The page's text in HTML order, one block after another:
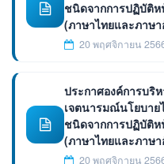
ชนิดจากการปฏิบัติ
(ภาษาไทยและภาษา
20 พฤศจิกายน
ประกาศองค์การบริ
เจตนารมณ์นโยบา
ชนิดจากการปฏิบัติ
(ภาษาไทยและภาษา
20 พฤศจิกายน